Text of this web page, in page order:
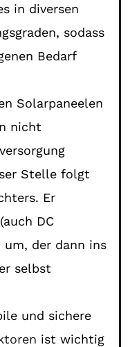
in diversen
sodass
Bedarf
Solarpaneelen
nicht
Stelle folgt
Er
DC
um, der dann ins
selbst
und sichere
ist wichtig